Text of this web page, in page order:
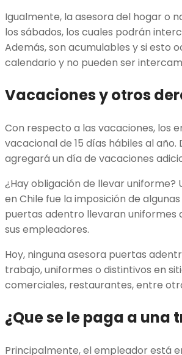
Igualmente, la asesora del hogar o
los sábados, los cuales podrán
Además, son acumulables y si esto
calendario y no pueden ser
Vacaciones y otros
Con respecto a las vacaciones, los
vacacional de 15 días hábiles al
agregará un día de vacaciones
¿Hay obligación de llevar
en Chile fue la imposición de
puertas adentro llevaran uniformes
sus empleadores.
Hoy, ninguna asesora puertas
trabajo, uniformes o distintivos en
comerciales, restaurantes, entre
¿Que se le paga a
Principalmente, el empleador está